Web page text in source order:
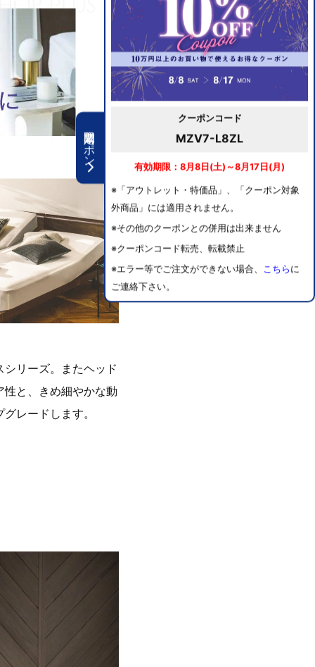
期間限定クーポン
クーポンコード
MZV7-L8ZL
有効期限：8月8日(土)～8月17日(月)
※「アウトレット・特価品」、「クーポン対象
外商品」には適用されません。
※その他のクーポンとの併用は出来ません
※クーポンコード転売、転載禁止
※エラー等でご注文ができない場合、 こちら に
ご連絡下さい。
リーズ。またヘッド
と、きめ細やかな動
レードします。